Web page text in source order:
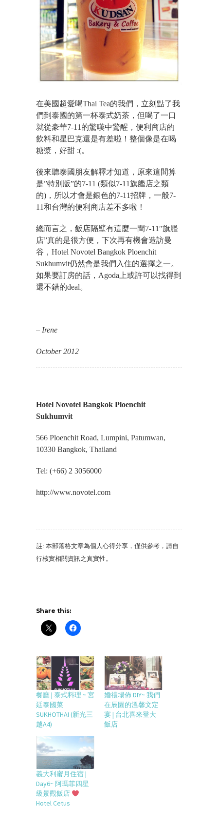
在美國超愛喝Thai Tea的我們，立刻點了我
們到泰國的第一杯泰式奶茶，但喝了一口
就從豪華7-11的驚嘆中驚醒，便利商店的
飲料和星巴克還是有差啦！整個像是在喝
糖漿，好甜 :(。
後來聽泰國朋友解釋才知道，原來這間算
是”特別版”的7-11 (類似7-11旗艦店之類
的)，所以才會是銀色的7-11招牌，一般7-
11和台灣的便利商店差不多啦！
總而言之，飯店隔壁有這麼一間7-11″旗艦
店”真的是很方便，下次再有機會造訪曼
谷，Hotel Novotel Bangkok Ploenchit
Sukhumvit仍然會是我們入住的選擇之一。
如果要訂房的話，Agoda上或許可以找得到
還不錯的deal。
– Irene
October 2012
Hotel Novotel Bangkok Ploenchit
Sukhumvit
566 Ploenchit Road, Lumpini, Patumwan,
10330 Bangkok, Thailand
Tel: (+66) 2 3056000
http://www.novotel.com
註: 本部落格文章為個人心得分享 ， 僅供參考 ， 請自
行核實相關資訊之真實性。
Share this:
餐廳 | 泰式料理 ~ 宮
廷泰國菜
SUKHOTHAI (新光三
越A4)
婚禮場佈 DIY~ 我們
在辰園的溫馨文定
宴 | 台北喜來登大
飯店
義大利蜜月住宿 |
Day6~ 阿瑪菲四星
級景觀飯店
Hotel Cetus